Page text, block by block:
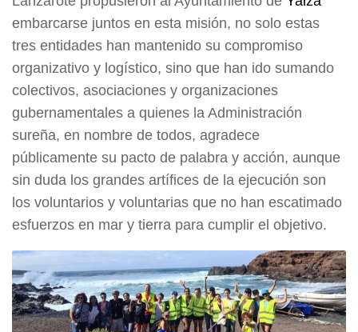
embarcarse juntos en esta misión, no solo estas
tres entidades han mantenido su compromiso
organizativo y logístico, sino que han ido sumando
colectivos, asociaciones y organizaciones
gubernamentales a quienes la Administración
sureña, en nombre de todos, agradece
públicamente su pacto de palabra y acción, aunque
sin duda los grandes artífices de la ejecución son
los voluntarios y voluntarias que no han escatimado
esfuerzos en mar y tierra para cumplir el objetivo.